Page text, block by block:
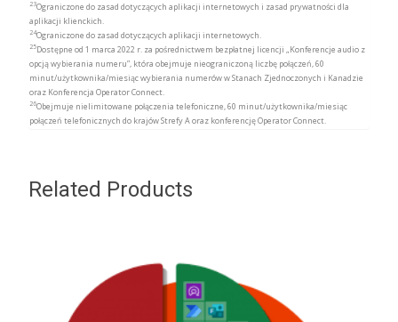
23Ograniczone do zasad dotyczących aplikacji internetowych i zasad prywatności dla
aplikacji klienckich.
24Ograniczone do zasad dotyczących aplikacji internetowych.
25Dostępne od 1 marca 2022 r. za pośrednictwem bezpłatnej licencji „Konferencje audio z
opcją wybierania numeru”, która obejmuje nieograniczoną liczbę połączeń, 60
minut/użytkownika/miesiąc wybierania numerów w Stanach Zjednoczonych i Kanadzie
oraz Konferencja Operator Connect.
26Obejmuje nielimitowane połączenia telefoniczne, 60 minut/użytkownika/miesiąc
połączeń telefonicznych do krajów Strefy A oraz konferencję Operator Connect.
Related Products